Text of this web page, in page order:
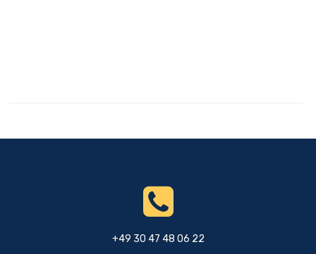
+49 30 47 48 06 22